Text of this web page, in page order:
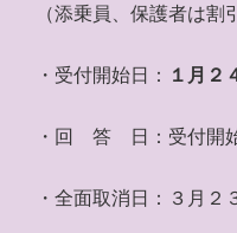
（添乗員、保護者は割
・受付開始日： １月２
・回 答 日：受付開
・全面取消日：３月２